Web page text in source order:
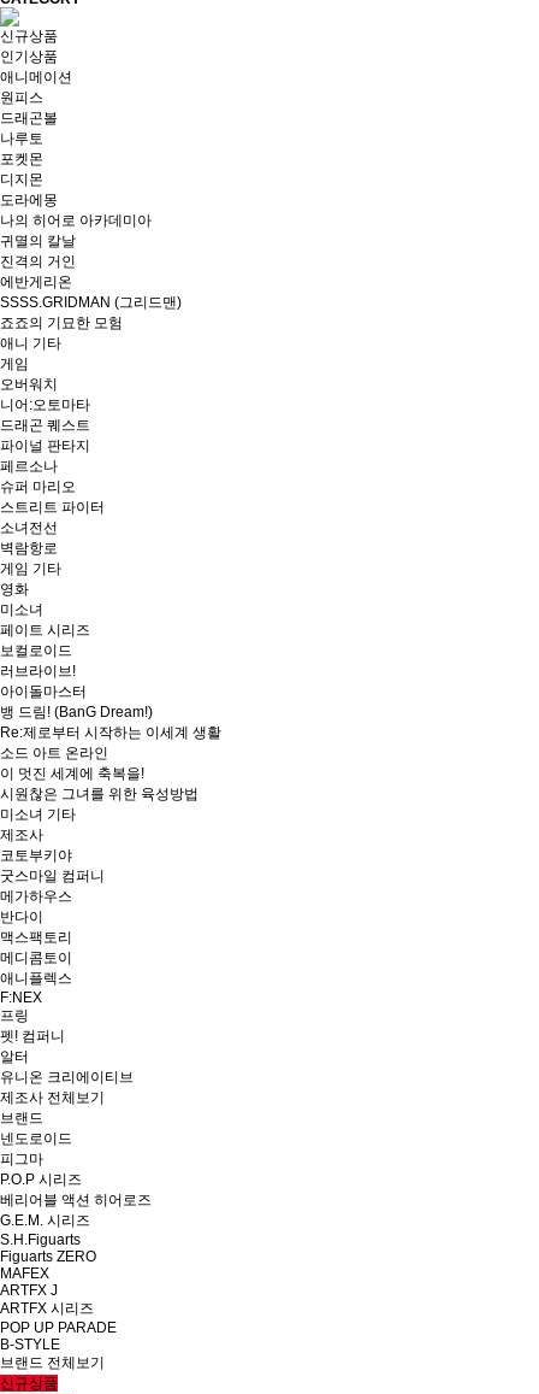
신규상품
인기상품
애니메이션
원피스
드래곤볼
나루토
포켓몬
디지몬
도라에몽
나의 히어로 아카데미아
귀멸의 칼날
진격의 거인
에반게리온
SSSS.GRIDMAN (그리드맨)
죠죠의 기묘한 모험
애니 기타
게임
오버워치
니어:오토마타
드래곤 퀘스트
파이널 판타지
페르소나
슈퍼 마리오
스트리트 파이터
소녀전선
벽람항로
게임 기타
영화
미소녀
페이트 시리즈
보컬로이드
러브라이브!
아이돌마스터
뱅 드림! (BanG Dream!)
Re:제로부터 시작하는 이세계 생활
소드 아트 온라인
이 멋진 세계에 축복을!
시원찮은 그녀를 위한 육성방법
미소녀 기타
제조사
코토부키야
굿스마일 컴퍼니
메가하우스
반다이
맥스팩토리
메디콤토이
애니플렉스
F:NEX
프링
펫! 컴퍼니
알터
유니온 크리에이티브
제조사 전체보기
브랜드
넨도로이드
피그마
P.O.P 시리즈
베리어블 액션 히어로즈
G.E.M. 시리즈
S.H.Figuarts
Figuarts ZERO
MAFEX
ARTFX J
ARTFX 시리즈
POP UP PARADE
B-STYLE
브랜드 전체보기
신규상품